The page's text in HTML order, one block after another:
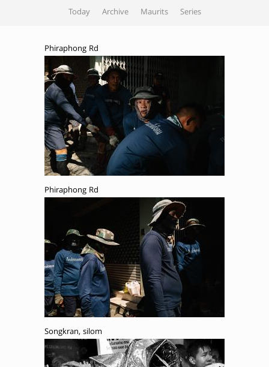
Today Archive Maurits Series
Phiraphong Rd
Phiraphong Rd
Songkran, silom